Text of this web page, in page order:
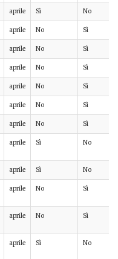
aprile Sì No
aprile No Sì
aprile No Sì
aprile No Sì
aprile No Sì
aprile No Sì
aprile No Sì
aprile Sì No
aprile Sì No
aprile No Sì
aprile No Sì
aprile Sì No